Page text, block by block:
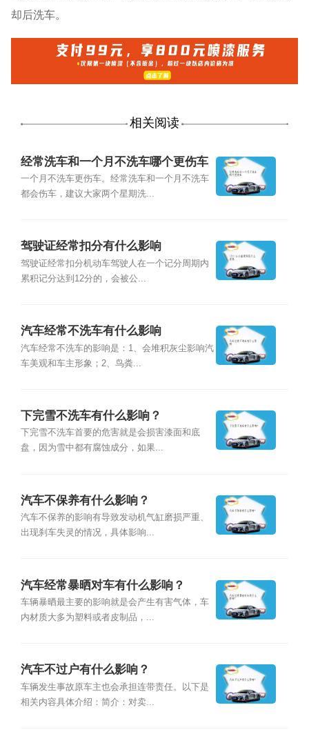
却后洗车。
相关阅读
经常洗车和一个月不洗车哪个更伤车
一个月不洗车更伤车。经常洗车和一个月不洗车
都会伤车，建议大家两个星期洗...
驾驶证经常扣分有什么影响
驾驶证经常扣分机动车驾驶人在一个记分周期内
累积记分达到12分的，会被公...
汽车经常不洗车有什么影响
汽车经常不洗车的影响是：1、会堆积灰尘影响汽
车美观和车主形象；2、鸟粪...
下完雪不洗车有什么影响？
下完雪不洗车首要的危害就是会损害漆面和底
盘，因为雪中都有腐蚀成分，如果...
汽车不保养有什么影响？
汽车不保养的影响有导致发动机气缸磨损严重、
出现刹车失灵的情况，具体影响...
汽车经常暴晒对车有什么影响？
车辆暴晒最主要的影响就是会产生有害气体，车
内材质大多为塑料或者皮制品，...
汽车不过户有什么影响？
车辆发生事故原车主也会承担连带责任。以下是
相关内容具体介绍：简介：对卖...